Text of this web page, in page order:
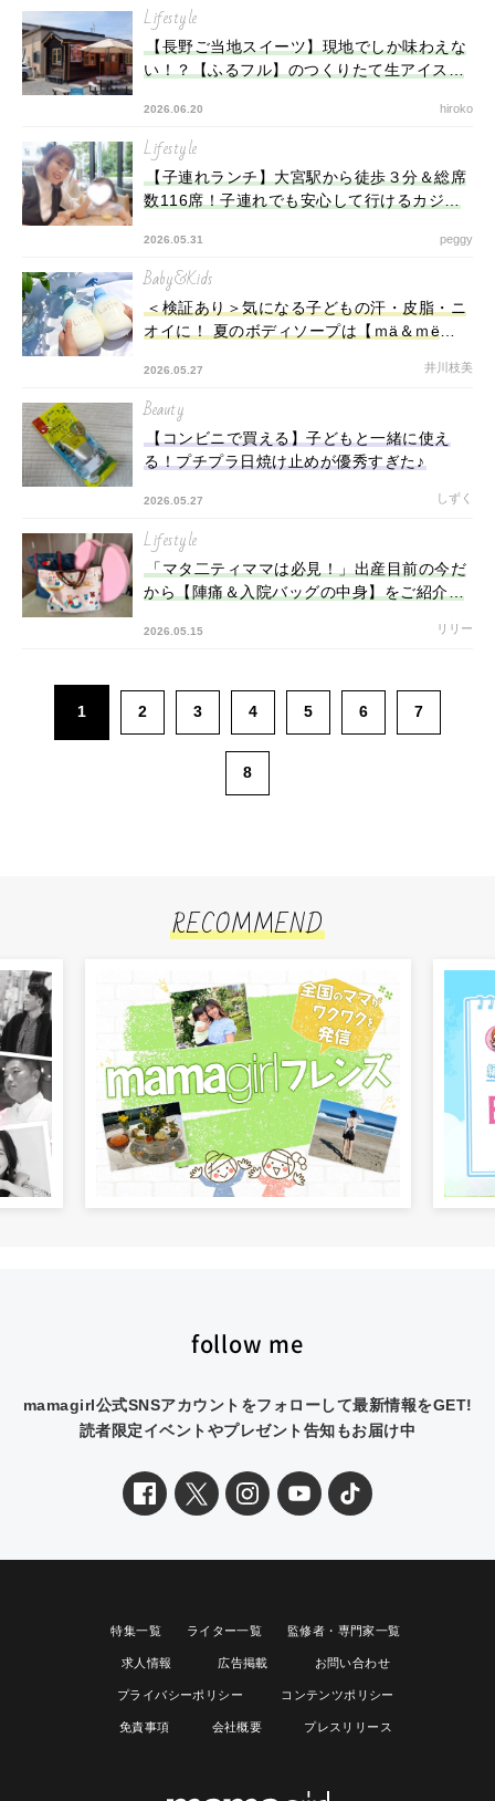
Lifestyle
【長野ご当地スイーツ】現地でしか味わえな
い！？【ふるフル】のつくりたて生アイスに
2026.06.20 hiroko
Lifestyle
【子連れランチ】大宮駅から徒歩３分＆総席
数116席！子連れでも安心して行けるカジュ
2026.05.31 peggy
Baby&Kids
＜検証あり＞気になる子どもの汗・皮脂・ニ
オイに！ 夏のボディソープは【ｍä＆ｍë
め！
2026.05.27 井川枝美
Beauty
【コンビニで買える】子どもと一緒に使え
る！プチプラ日焼け止めが優秀すぎた♪
2026.05.27 しずく
Lifestyle
「マタ二ティママは必見！」出産目前の今だ
から【陣痛＆入院バッグの中身】をご紹介し
2026.05.15 リリー
1 2 3 4 5 6 7
8
RECOMMEND
follow me
mamagirl公式SNSアカウントをフォローして最新情報をGET!
読者限定イベントやプレゼント告知もお届け中
特集一覧 ライター一覧 監修者・専門家一覧
求人情報 広告掲載 お問い合わせ
プライバシーポリシー コンテンツポリシー
免責事項 会社概要 プレスリリース